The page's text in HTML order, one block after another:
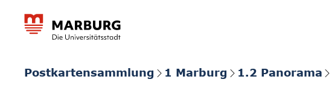
Postkartensammlung 1 Marburg 1.2 Panorama